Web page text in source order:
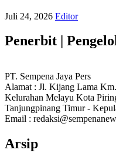
Juli 24, 2026 Editor
Penerbit |
PT. Sempena Jaya Pers
Alamat : Jl. Kijang Lama
Kelurahan Melayu Kota
Tanjungpinang Timur -
Email :
Arsip